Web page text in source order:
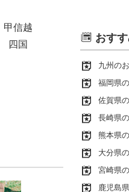
甲信越
四国
エリアごとの
北陸
九州
おす
九州の
福岡県
佐賀県
長崎県
熊本県
大分県
宮崎県
鹿児島